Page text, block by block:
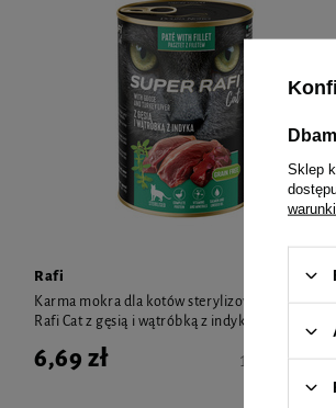
Rafi
Karma mokra dla kotów sterylizowanych Super
Rafi Cat z gęsią i wątróbką z indyka 400 g
6,69 zł 16,73 zł / kg
Sklep